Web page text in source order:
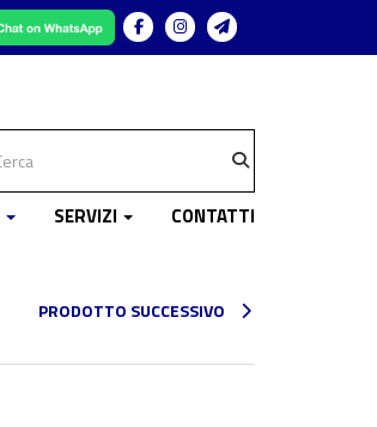
FacebookInstagram
SERVIZI CONTATTI
PRODOTTO SUCCESSIVO